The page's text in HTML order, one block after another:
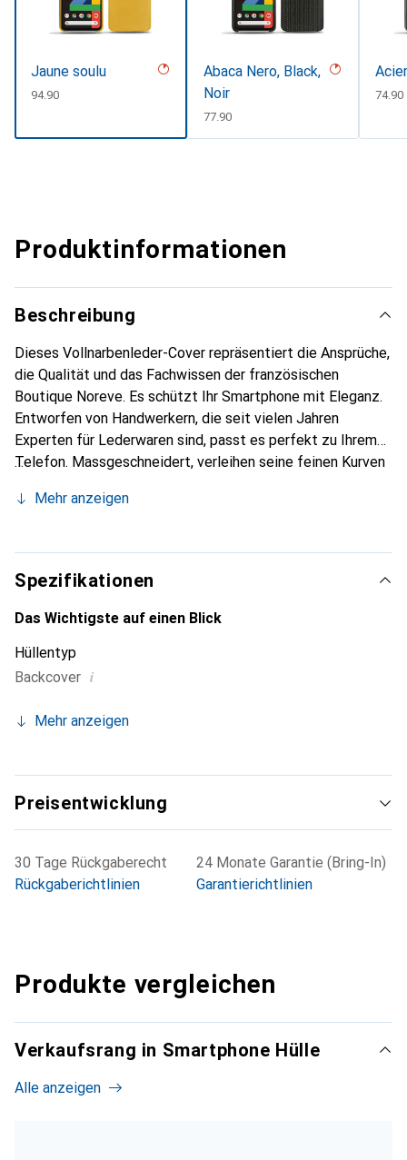
Jaune soulu
CHF
94.90
Abaca Nero, Black,
Noir
CHF
77.90
CHF
74.90
Produktinformationen
Beschreibung
Dieses Vollnarbenleder-Cover repräsentiert die Ansprüche,
die Qualität und das Fachwissen der französischen
Boutique Noreve. Es schützt Ihr Smartphone mit Eleganz.
Entworfen von Handwerkern, die seit vielen Jahren
Experten für Lederwaren sind, passt es perfekt zu Ihrem
Telefon. Massgeschneidert, verleihen seine feinen Kurven
unverzichtbaren Accessoire Ihres Smartphones.
die Marke Noreve eine sichere Wahl für eine
anspruchsvolle Kundschaft.
Mehr anzeigen
Spezifikationen
Das Wichtigste auf einen Blick
Hüllentyp
Backcover i
Mehr anzeigen
Preisentwicklung
30 Tage Rückgaberecht
Rückgaberichtlinien
24 Monate Garantie (Bring-In)
Garantierichtlinien
Produkte vergleichen
Verkaufsrang in Smartphone Hülle
Alle anzeigen